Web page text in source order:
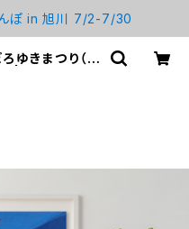
ぽ in 旭川 7/2-7/30
ろゆきまつり（Ill